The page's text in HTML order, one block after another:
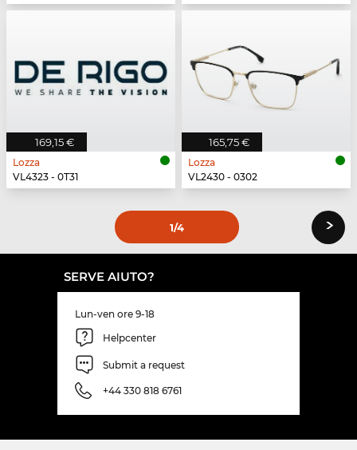
169,15 €
Lozza
VL4323 - 0T31
165,75 €
Lozza
VL2430 - 0302
1/4 ›
SERVE AIUTO?
Lun-ven ore 9-18
Helpcenter
Submit a request
+44 330 818 6761